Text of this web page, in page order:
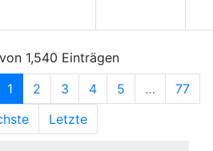
1,540 Einträgen
1 2 3 4 5 …
77
Letzte